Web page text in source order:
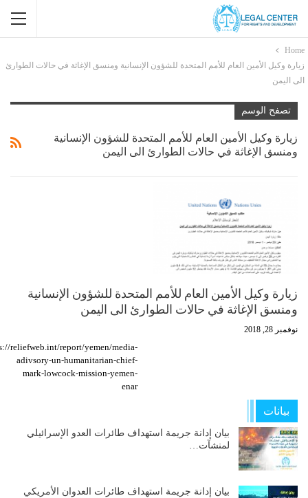
Home
زيارة وكيل الأمين العام للأمم المتحدة للشؤون الإنسانية ومنسق الإغاثة في حالات الطوارئ
الى اليمن
تصفح الوسم
زيارة وكيل الأمين العام للأمم المتحدة للشؤون الإنسانية
ومنسق الإغاثة في حالات الطوارئ الى اليمن
زيارة وكيل الأمين العام للأمم المتحدة للشؤون الإنسانية
ومنسق الإغاثة في حالات الطوارئ الى اليمن
نوفمبر 28, 2018
reliefweb.int/report/yemen/media-
adivsory-un-humanitarian-chief-
mark-lowcock-mission-yemen-
enar
بيانات
بيان إدانة جريمة استهداف طائرات العدو الإسرائيلي
لمنشآت…
بيان إدانة جريمة استهداف طائرات العدوان الأمريكي